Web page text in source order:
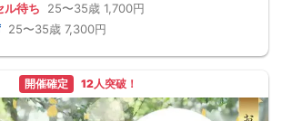
ル待ち 25〜35歳 1,700円
25〜35歳 7,300円
開催確定 12人突破！